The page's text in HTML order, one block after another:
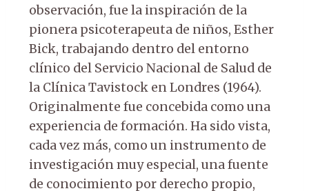
observación, fue la inspiración de la
pionera psicoterapeuta de niños, Esther
Bick, trabajando dentro del entorno
clínico del Servicio Nacional de Salud de
la Clínica Tavistock en Londres (1964).
Originalmente fue concebida como una
experiencia de formación. Ha sido vista,
cada vez más, como un instrumento de
investigación muy especial, una fuente
de conocimiento por derecho propio,